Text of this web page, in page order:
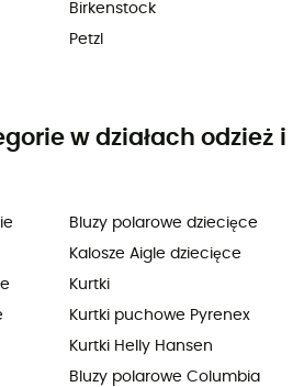
Birkenstock
Petzl
w działach odzież i
Bluzy polarowe dziecięce
Kalosze Aigle dziecięce
Kurtki
Kurtki puchowe Pyrenex
Kurtki Helly Hansen
Bluzy polarowe Columbia